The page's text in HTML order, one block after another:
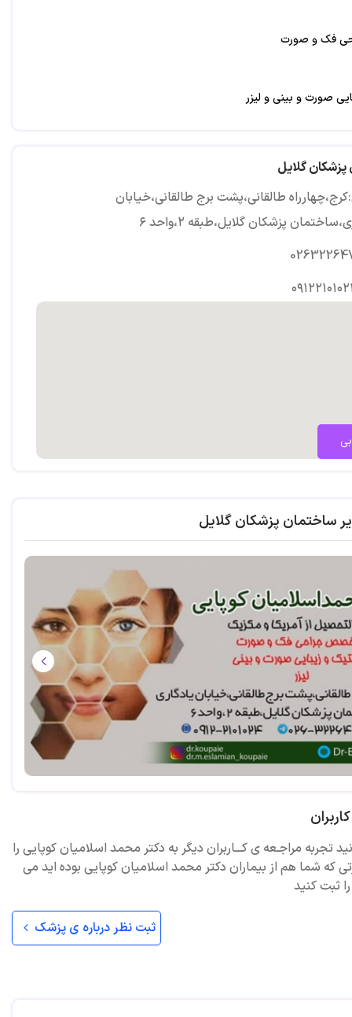
فک و صورت
صورت و بینی و لیزر
گلایل
طالقانی،پشت برج طالقانی،خیابان
پزشکان گلایل،طبقه ۲،واحد ۶
ساختمان پزشکان گلایل
تجربه مراجـعه ی کـــاربران دیگر به دکتر محمد اسلامیان کوپایی را
که شما هم از بیماران دکتر محمد اسلامیان کوپایی بوده اید می
ثبت کنید
ثبت نظر درباره ی پزشک